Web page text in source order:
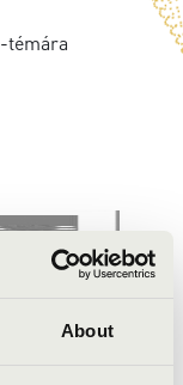
About
témára